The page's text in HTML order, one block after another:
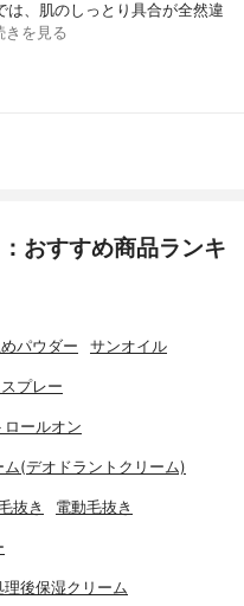
は、肌のしっとり具合が全然違
きを見る
おすすめ商品ランキ
パウダー サンオイル
プレー
ールオン
ム(デオドラントクリーム)
抜き 電動毛抜き
理後保湿クリーム